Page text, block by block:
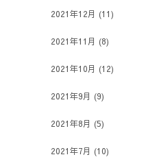
2021年12月 (11)
2021年11月 (8)
2021年10月 (12)
2021年9月 (9)
2021年8月 (5)
2021年7月 (10)